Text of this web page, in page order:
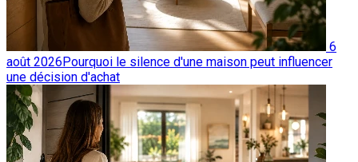
6
août 2026Pourquoi le silence d'une maison peut influencer
une décision d'achat